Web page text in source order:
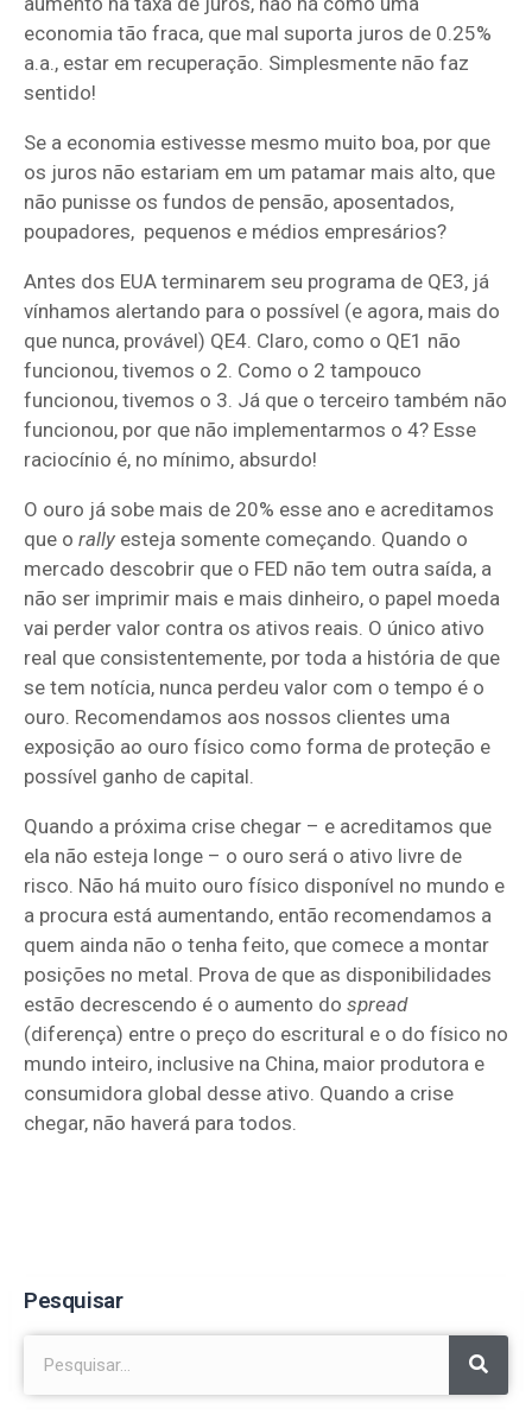
economia tão fraca, que mal suporta juros de 0.25%
a.a., estar em recuperação. Simplesmente não faz
sentido!
Se a economia estivesse mesmo muito boa, por que
os juros não estariam em um patamar mais alto, que
não punisse os fundos de pensão, aposentados,
poupadores, pequenos e médios empresários?
Antes dos EUA terminarem seu programa de QE3, já
vínhamos alertando para o possível (e agora, mais do
que nunca, provável) QE4. Claro, como o QE1 não
funcionou, tivemos o 2. Como o 2 tampouco
funcionou, tivemos o 3. Já que o terceiro também não
funcionou, por que não implementarmos o 4? Esse
raciocínio é, no mínimo, absurdo!
O ouro já sobe mais de 20% esse ano e acreditamos
que o rally esteja somente começando. Quando o
mercado descobrir que o FED não tem outra saída, a
não ser imprimir mais e mais dinheiro, o papel moeda
vai perder valor contra os ativos reais. O único ativo
real que consistentemente, por toda a história de que
se tem notícia, nunca perdeu valor com o tempo é o
ouro. Recomendamos aos nossos clientes uma
exposição ao ouro físico como forma de proteção e
possível ganho de capital.
Quando a próxima crise chegar – e acreditamos que
ela não esteja longe – o ouro será o ativo livre de
risco. Não há muito ouro físico disponível no mundo e
a procura está aumentando, então recomendamos a
quem ainda não o tenha feito, que comece a montar
posições no metal. Prova de que as disponibilidades
estão decrescendo é o aumento do spread
(diferença) entre o preço do escritural e o do físico no
mundo inteiro, inclusive na China, maior produtora e
consumidora global desse ativo. Quando a crise
chegar, não haverá para todos.
Pesquisar